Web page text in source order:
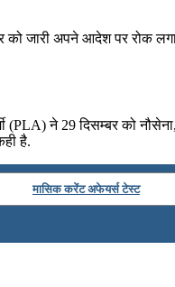
को जारी अपने आदेश पर रोक
(PLA) ने 29 दिसम्बर को
है.
मासिक करेंट अफेयर्स टेस्ट